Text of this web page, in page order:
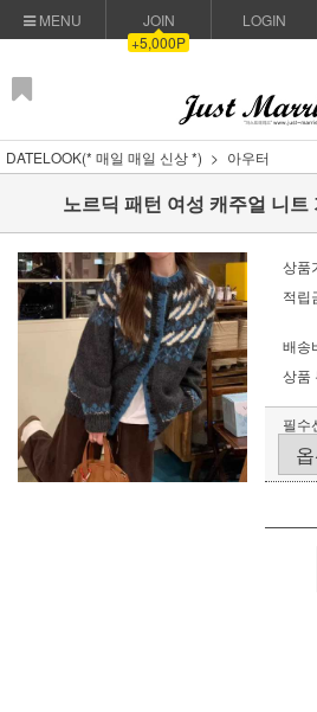
MENU
JOIN
+5,000P
LOGIN
DATELOOK(* 매일 매일 신상 *) 아우터
노르딕 패턴 여성 캐주얼 니
상품
적립
배송
상품
필수